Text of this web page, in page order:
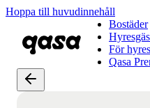
Hoppa till huvudinnehåll
Bostäder
För
Qasa